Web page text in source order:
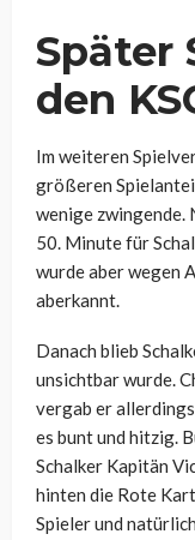
Später
den
Im weiteren
größeren
wenige zwingende.
50. Minute für
wurde aber wegen
aberkannt.
Danach blieb
unsichtbar wurde.
vergab er
es bunt und hitzig.
Schalker Kapitän
hinten die Rote
Spieler und